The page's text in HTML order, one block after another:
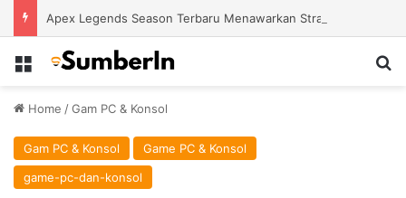
Menu
Home /Gam PC & Konsol
Gam PC & Konsol
Game PC & Konsol
game-pc-dan-konsol